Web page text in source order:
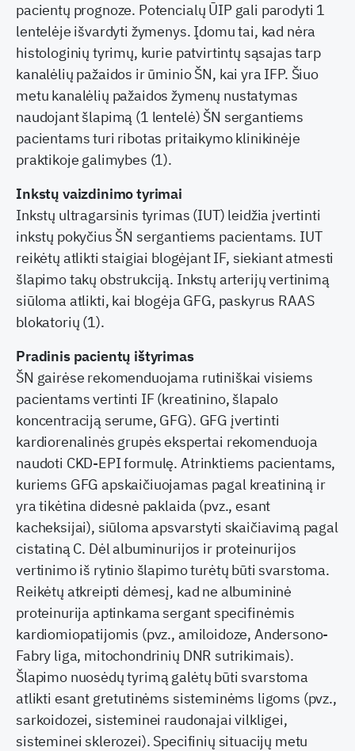
pacientų prognoze. Potencialų ŪIP gali parodyti 1
lentelėje išvardyti žymenys. Įdomu tai, kad nėra
histologinių tyrimų, kurie patvirtintų sąsajas tarp
kanalėlių pažaidos ir ūminio ŠN, kai yra IFP. Šiuo
metu kanalėlių pažaidos žymenų nustatymas
naudojant šlapimą (1 lentelė) ŠN sergantiems
pacientams turi ribotas pritaikymo klinikinėje
praktikoje galimybes (1).
Inkstų vaizdinimo tyrimai
Inkstų ultragarsinis tyrimas (IUT) leidžia įvertinti
inkstų pokyčius ŠN sergantiems pacientams. IUT
reikėtų atlikti staigiai blogėjant IF, siekiant atmesti
šlapimo takų obstrukciją. Inkstų arterijų vertinimą
siūloma atlikti, kai blogėja GFG, paskyrus RAAS
blokatorių (1).
Pradinis pacientų ištyrimas
ŠN gairėse rekomenduojama rutiniškai visiems
pacientams vertinti IF (kreatinino, šlapalo
koncentraciją serume, GFG). GFG įvertinti
kardiorenalinės grupės ekspertai rekomenduoja
naudoti CKD-EPI formulę. Atrinktiems pacientams,
kuriems GFG apskaičiuojamas pagal kreatininą ir
yra tikėtina didesnė paklaida (pvz., esant
kacheksijai), siūloma apsvarstyti skaičiavimą pagal
cistatiną C. Dėl albuminurijos ir proteinurijos
vertinimo iš rytinio šlapimo turėtų būti svarstoma.
Reikėtų atkreipti dėmesį, kad ne albumininė
proteinurija aptinkama sergant specifinėmis
kardiomiopatijomis (pvz., amiloidoze, Andersono-
Fabry liga, mitochondrinių DNR sutrikimais).
Šlapimo nuosėdų tyrimą galėtų būti svarstoma
atlikti esant gretutinėms sisteminėms ligoms (pvz.,
sarkoidozei, sisteminei raudonajai vilkligei,
sisteminei sklerozei). Specifinių situacijų metu